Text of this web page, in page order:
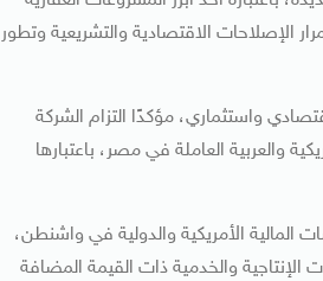
الإصلاحات الاقتصادية والتشريعية وتطور
واستثماري، مؤكدًا التزام الشركة
والعربية العاملة في مصر، باعتبارها
المالية الأمريكية والدولية في واشنطن،
الإنتاجية والخدمية ذات القيمة المضافة